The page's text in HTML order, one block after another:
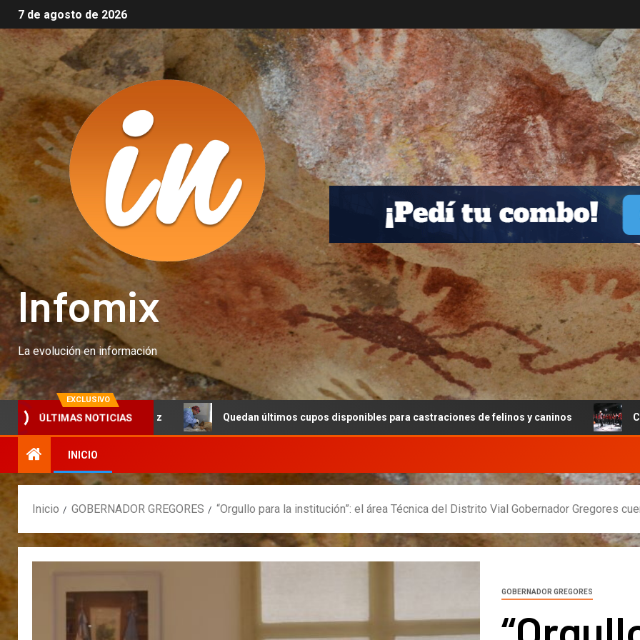
7 de agosto de 2026
Infomix
La evolución en información
EXCLUSIVO
ÚLTIMAS NOTICIAS
Santa Cruz Quedan últimos cupos disponibles para castraciones de felinos y caninos Cultura apuesta
INICIO
Inicio GOBERNADOR GREGORES “Orgullo para la institución”: el área Técnica del Distrito Vial Gobernador Gregores
GOBERNADOR GREGORES